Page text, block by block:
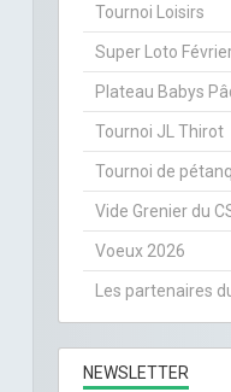
Tournoi Loisirs
Super Loto
Plateau Babys
Tournoi JL Thirot
Tournoi de
Vide Grenier du
Voeux 2026
Les partenaires
NEWSLETTER